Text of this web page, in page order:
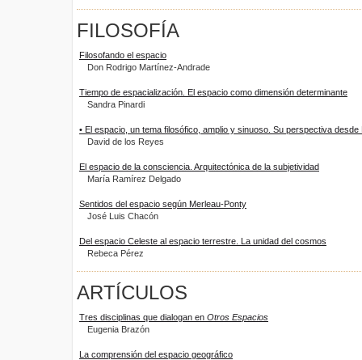
FILOSOFÍA
Filosofando el espacio
Don Rodrigo Martínez-Andrade
Tiempo de espacialización. El espacio como dimensión determinante
Sandra Pinardi
• El espacio, un tema filosófico, amplio y sinuoso. Su perspectiva
David de los Reyes
El espacio de la consciencia. Arquitectónica de la subjetividad
María Ramírez Delgado
Sentidos del espacio según Merleau-Ponty
José Luis Chacón
Del espacio Celeste al espacio terrestre. La unidad del cosmos
Rebeca Pérez
ARTÍCULOS
Tres disciplinas que dialogan en Otros Espacios
Eugenia Brazón
La comprensión del espacio geográfico